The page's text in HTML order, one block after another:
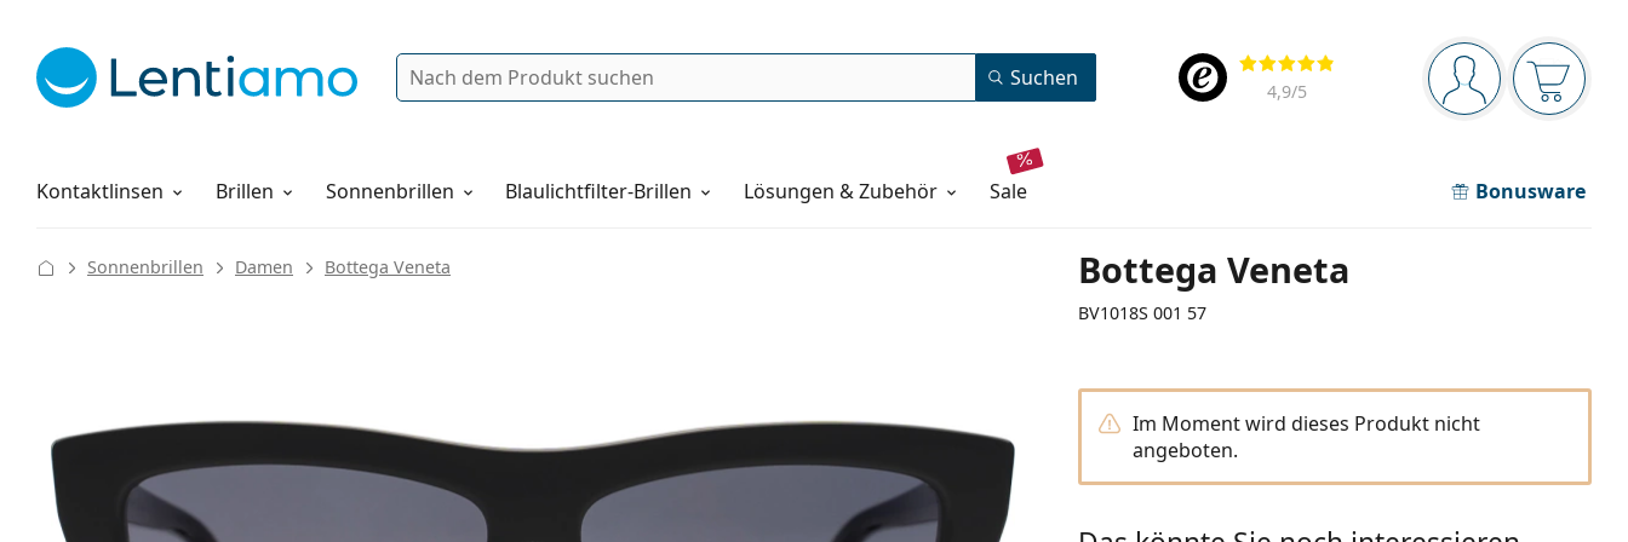
Navigationsleiste
Sie sind Der
Bewertung
4,9/5
Suche Suchen
Kontaktlinsen
Pflegemittel Brillen Sonnenbrillen Blaulichtfilter-Brillen Lösungen & Zubehör sale Bonusware
Alles über den Einkauf
Bottega Veneta
BV1018S 001 57
Sonnenbrillen Damen Bottega Veneta
Im Moment wird dieses Produkt nicht
angeboten.